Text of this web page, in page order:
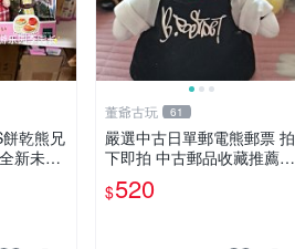
乾熊兄
新未開
紙盒
。 餅乾
董爺古玩 61
嚴選中古日單郵電熊郵票 拍
下即拍 中古郵品收藏推薦
郵票 郵電熊 日本
$520